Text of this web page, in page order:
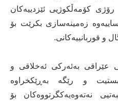
2014ى وه‌ك رۆژی كۆمه‌ڵكوژیى ئێزدییه‌كان
زەمینەسازی بکرێت بۆ
و قوربانییەکانی.
عێراقی بەئەرکی ئەخلاقی و
و رێگە بەڕێکخراوە
نەتەوەیەکگرتووەکان بۆ